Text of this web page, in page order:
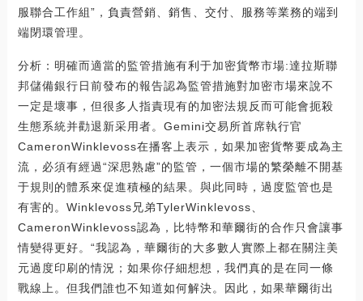
服聯合工作組”，負責營銷、銷售、交付、服務等業務的端到
端閉環管理。
分析：明確而適當的監管措施有利于加密貨幣市場:達拉斯聯
邦儲備銀行日前發布的報告認為監管措施對加密市場來說不
一定是壞事，但很多人指責現有的加密法規反而可能會扼殺
生態系統并勸退新采用者。Gemini交易所首席執行官
CameronWinklevoss在播客上表示，如果加密貨幣要成為主
流，必須有經過“深思熟慮”的監管，一個市場的繁榮離不開基
于規則的體系來促進積極的結果。與此同時，過度監管也是
有害的。Winklevoss兄弟TylerWinklevoss、
CameronWinklevoss認為，比特幣和華爾街的合作只會讓事
情變得更好。“我認為，華爾街的大多數人實際上都在關注美
元過度印刷的情況；如果你仔細想想，我們真的是在同一條
戰線上。但我們誰也不知道如何解決。因此，如果華爾街出